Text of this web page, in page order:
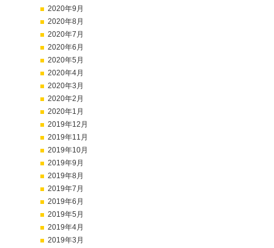
2020年9月
2020年8月
2020年7月
2020年6月
2020年5月
2020年4月
2020年3月
2020年2月
2020年1月
2019年12月
2019年11月
2019年10月
2019年9月
2019年8月
2019年7月
2019年6月
2019年5月
2019年4月
2019年3月